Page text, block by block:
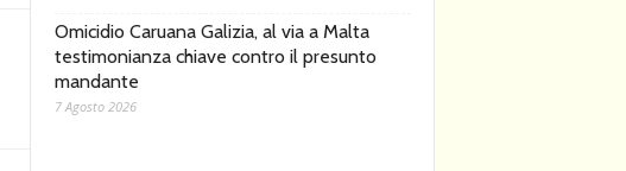
Omicidio Caruana Galizia, al via a Malta
testimonianza chiave contro il presunto
mandante
7 Agosto 2026